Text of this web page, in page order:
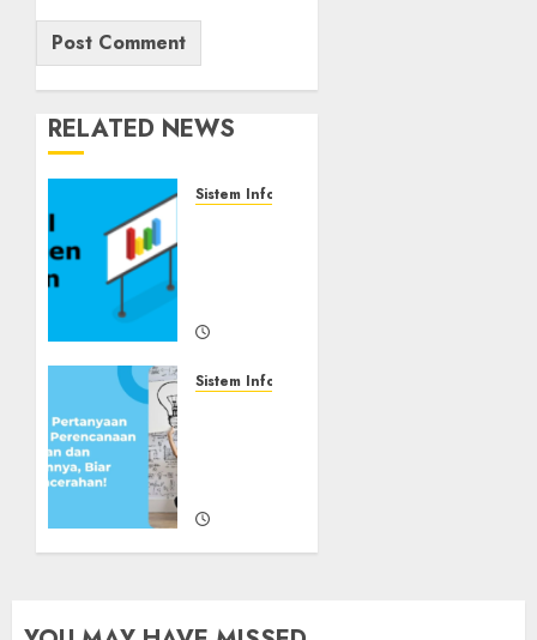
RELATED NEWS
Sistem Informasi Keuangan
1, 2024
0
Sistem Informasi Keuangan
1, 2024